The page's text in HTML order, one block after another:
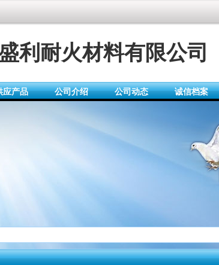
利耐火材料有限公司
应产品 公司介绍 公司动态 诚信档案